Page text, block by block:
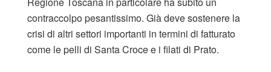
contraccolpo pesantissimo. Già deve sostenere la
crisi di altri settori importanti in termini di fatturato
come le pelli di Santa Croce e i filati di Prato.